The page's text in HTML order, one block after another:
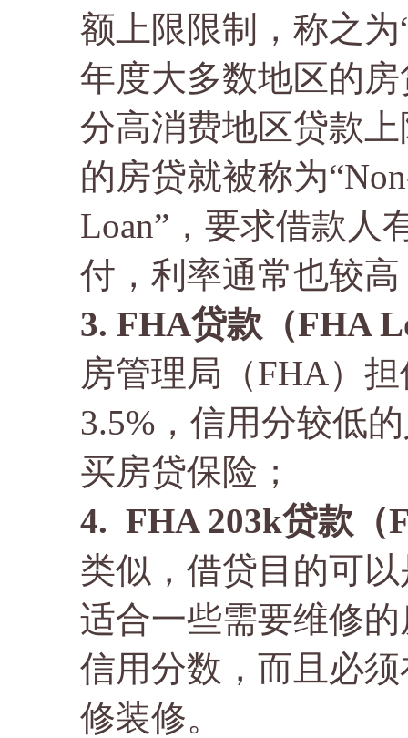
额上限限制，称之为
年度大多数地区的
分高消费地区贷款
的房贷就被称为
Loan”，要求借款人
付，利率通常也较高
3. FHA贷款（FHA
房管理局（FHA）
3.5%，信用分较低
买房贷保险；
4. FHA 203k贷款（
类似，借贷目的可
适合一些需要维修
信用分数，而且必
修装修。